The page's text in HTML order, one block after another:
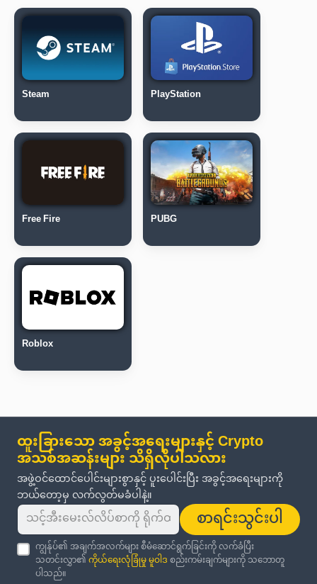
Steam PlayStation
Free Fire PUBG
Roblox
ထူးခြားသော အခွင့်အရေးများနှင့် Crypto
အသစ်အဆန်းများ သိရှိလိုပါသလား
အဖွဲ့ဝင်ထောင်ပေါင်းများစွာနှင့် ပူးပေါင်းပြီး အခွင့်အရေးများကို
ဘယ်တော့မှ လက်လွတ်မခံပါနဲ့။
စာရင်းသွင်းပါ
ကျွန်ုပ်၏ အချက်အလက်များ စီမံဆောင်ရွက်ခြင်းကို လက်ခံပြီး
သတင်းလွှာ၏ကိုယ်ရေးလုံခြုံမှု မူဝါဒစည်းကမ်းချက်များကို သဘောတူ
ပါသည်။